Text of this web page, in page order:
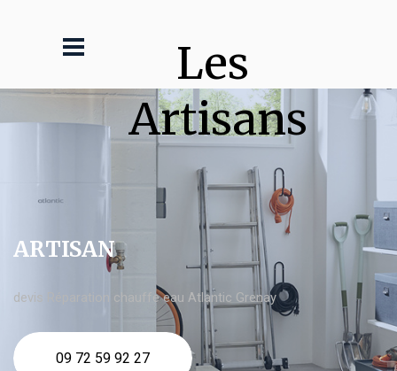
Les
Artisans
ARTISAN
devis Réparation chauffe eau Atlantic Grenay
09 72 59 92 27